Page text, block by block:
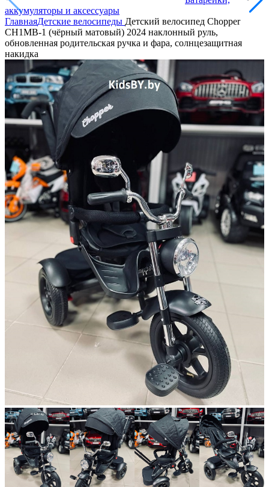
аккумуляторы и аксессуары
ГлавнаяДетские велосипеды Детский велосипед Chopper
CH1MB-1 (чёрный матовый) 2024 наклонный руль,
обновленная родительская ручка и фара, солнцезащитная
накидка